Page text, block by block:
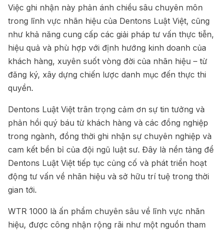
Việc ghi nhận này phản ánh chiều sâu chuyên môn
trong lĩnh vực nhãn hiệu của Dentons Luật Việt, cũng
như khả năng cung cấp các giải pháp tư vấn thực tiễn,
hiệu quả và phù hợp với định hướng kinh doanh của
khách hàng, xuyên suốt vòng đời của nhãn hiệu – từ
đăng ký, xây dựng chiến lược danh mục đến thực thi
quyền.
Dentons Luật Việt trân trọng cảm ơn sự tin tưởng và
phản hồi quý báu từ khách hàng và các đồng nghiệp
trong ngành, đồng thời ghi nhận sự chuyên nghiệp và
cam kết bền bỉ của đội ngũ luật sư. Đây là nền tảng để
Dentons Luật Việt tiếp tục củng cố và phát triển hoạt
động tư vấn về nhãn hiệu và sở hữu trí tuệ trong thời
gian tới.
WTR 1000 là ấn phẩm chuyên sâu về lĩnh vực nhãn
hiệu, được công nhận rộng rãi như một nguồn tham